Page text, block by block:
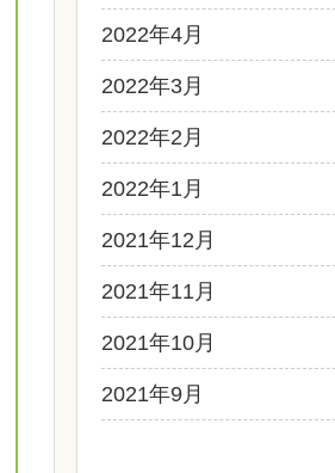
2022年4月
2022年3月
2022年2月
2022年1月
2021年12月
2021年11月
2021年10月
2021年9月